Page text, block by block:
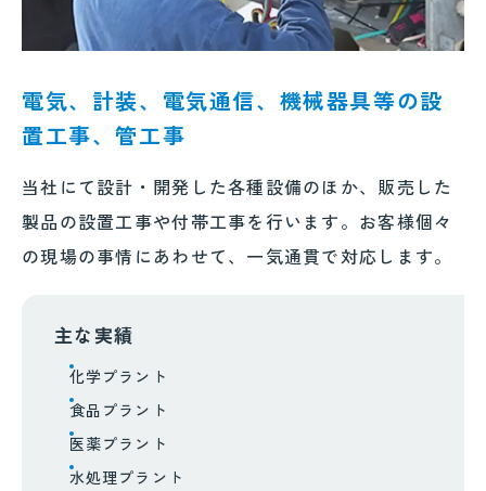
電気、計装、電気通信、機械器具等の設
置工事、管工事
当社にて設計・開発した各種設備のほか、販売した
製品の設置工事や付帯工事を行います。お客様個々
の現場の事情にあわせて、一気通貫で対応します。
主な実績
化学プラント
食品プラント
医薬プラント
水処理プラント